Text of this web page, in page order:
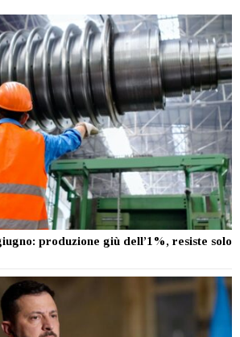
produzione giù dell’1%, resiste solo